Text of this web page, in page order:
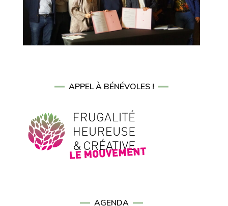
APPEL À BÉNÉVOLES !
AGENDA